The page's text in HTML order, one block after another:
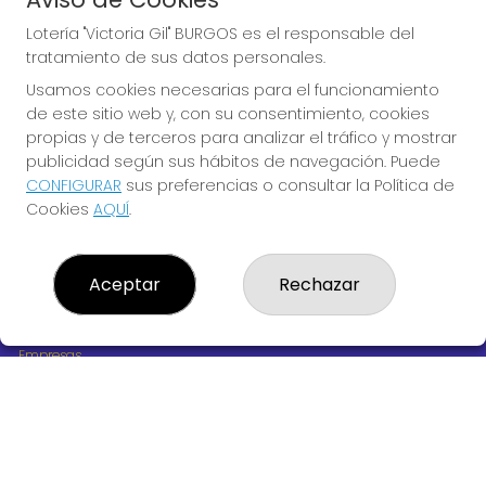
La de la Antigua de
Gamonal
¿Quiénes somos?
Comprar lotería
Resultados
Empresas
Lotería "Victoria Gil" BURGOS es el responsable del
tratamiento de sus datos personales.
Usamos cookies necesarias para el funcionamiento
de este sitio web y, con su consentimiento, cookies
propias y de terceros para analizar el tráfico y mostrar
publicidad según sus hábitos de navegación. Puede
CONFIGURAR sus preferencias o consultar la Política de
Cookies AQUÍ.
Aceptar Rechazar